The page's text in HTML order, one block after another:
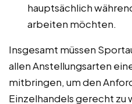
hauptsächlich
arbeiten möchten.
Insgesamt müssen
allen Anstellungsarten
mitbringen, um den
Einzelhandels gerecht zu